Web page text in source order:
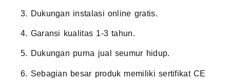
3. Dukungan instalasi online gratis.
4. Garansi kualitas 1-3 tahun.
5. Dukungan purna jual seumur hidup.
6. Sebagian besar produk memiliki sertifikat CE